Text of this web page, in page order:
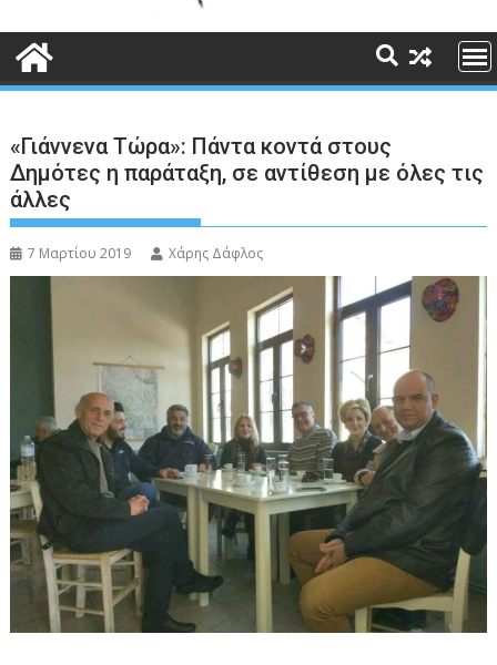
«Γιάννενα Τώρα»: Πάντα κοντά στους
Δημότες η παράταξη, σε αντίθεση με όλες τις
άλλες
7 Μαρτίου 2019 Χάρης Δάφλος